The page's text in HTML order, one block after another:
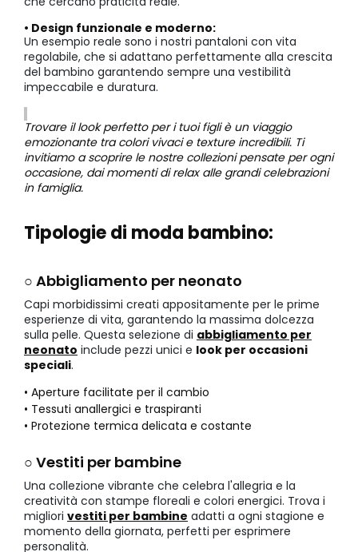
• Design funzionale e moderno:
Un esempio reale sono i nostri pantaloni con vita
regolabile, che si adattano perfettamente alla crescita
del bambino garantendo sempre una vestibilità
impeccabile e duratura.
Trovare il look perfetto per i tuoi figli è un viaggio
emozionante tra colori vivaci e texture incredibili. Ti
invitiamo a scoprire le nostre collezioni pensate per ogni
occasione, dai momenti di relax alle grandi celebrazioni
in famiglia.
Tipologie di moda bambino:
○ Abbigliamento per neonato
Capi morbidissimi creati appositamente per le prime
esperienze di vita, garantendo la massima dolcezza
sulla pelle. Questa selezione di abbigliamento per
neonato include pezzi unici e look per occasioni
speciali.
• Aperture facilitate per il cambio
• Tessuti anallergici e traspiranti
• Protezione termica delicata e costante
○ Vestiti per bambine
Una collezione vibrante che celebra l'allegria e la
creatività con stampe floreali e colori energici. Trova i
migliori vestiti per bambine adatti a ogni stagione e
momento della giornata, perfetti per esprimere
personalità.